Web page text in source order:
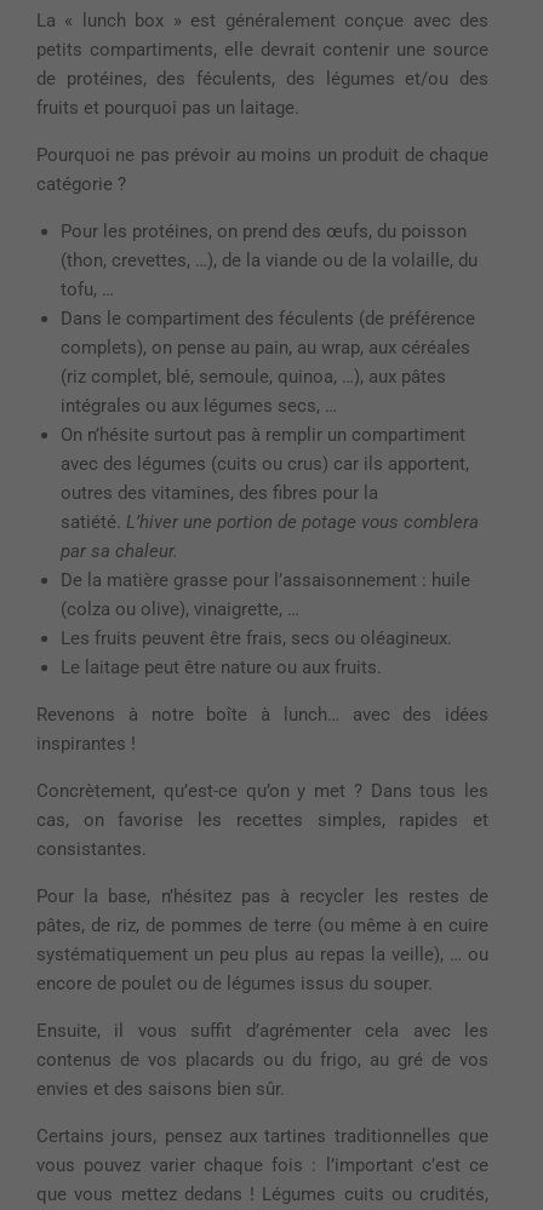
La « lunch box » est généralement conçue avec des
petits compartiments, elle devrait contenir une source
de protéines, des féculents, des légumes et/ou des
fruits et pourquoi pas un laitage.
Pourquoi ne pas prévoir au moins un produit de chaque
catégorie ?
Pour les protéines, on prend des œufs, du poisson
(thon, crevettes, …), de la viande ou de la volaille, du
tofu, …
Dans le compartiment des féculents (de préférence
complets), on pense au pain, au wrap, aux céréales
(riz complet, blé, semoule, quinoa, …), aux pâtes
intégrales ou aux légumes secs, …
On n’hésite surtout pas à remplir un compartiment
avec des légumes (cuits ou crus) car ils apportent,
outres des vitamines, des fibres pour la
satiété. L’hiver une portion de potage vous comblera
par sa chaleur.
De la matière grasse pour l’assaisonnement : huile
(colza ou olive), vinaigrette, …
Les fruits peuvent être frais, secs ou oléagineux.
Le laitage peut être nature ou aux fruits.
Revenons à notre boîte à lunch… avec des idées
inspirantes !
Concrètement, qu’est-ce qu’on y met ? Dans tous les
cas, on favorise les recettes simples, rapides et
consistantes.
Pour la base, n’hésitez pas à recycler les restes de
pâtes, de riz, de pommes de terre (ou même à en cuire
systématiquement un peu plus au repas la veille), … ou
encore de poulet ou de légumes issus du souper.
Ensuite, il vous suffit d’agrémenter cela avec les
contenus de vos placards ou du frigo, au gré de vos
envies et des saisons bien sûr.
Certains jours, pensez aux tartines traditionnelles que
vous pouvez varier chaque fois : l’important c’est ce
que vous mettez dedans ! Légumes cuits ou crudités,